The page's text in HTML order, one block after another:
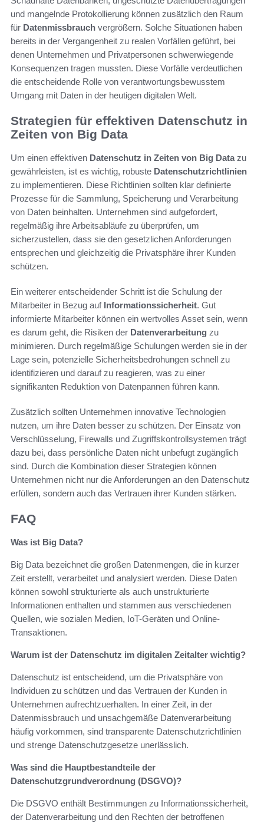
und mangelnde Protokollierung können zusätzlich den Raum
für Datenmissbrauch vergrößern. Solche Situationen haben
bereits in der Vergangenheit zu realen Vorfällen geführt, bei
denen Unternehmen und Privatpersonen schwerwiegende
Konsequenzen tragen mussten. Diese Vorfälle verdeutlichen
die entscheidende Rolle von verantwortungsbewusstem
Umgang mit Daten in der heutigen digitalen Welt.
Strategien für effektiven Datenschutz in
Zeiten von Big Data
Um einen effektiven Datenschutz in Zeiten von Big Datazu
gewährleisten, ist es wichtig, robuste Datenschutzrichtlinien
zu implementieren. Diese Richtlinien sollten klar definierte
Prozesse für die Sammlung, Speicherung und Verarbeitung
von Daten beinhalten. Unternehmen sind aufgefordert,
regelmäßig ihre Arbeitsabläufe zu überprüfen, um
sicherzustellen, dass sie den gesetzlichen Anforderungen
entsprechen und gleichzeitig die Privatsphäre ihrer Kunden
schützen.
Ein weiterer entscheidender Schritt ist die Schulung der
Mitarbeiter in Bezug auf Informationssicherheit. Gut
informierte Mitarbeiter können ein wertvolles Asset sein, wenn
es darum geht, die Risiken der Datenverarbeitung zu
minimieren. Durch regelmäßige Schulungen werden sie in der
Lage sein, potenzielle Sicherheitsbedrohungen schnell zu
identifizieren und darauf zu reagieren, was zu einer
signifikanten Reduktion von Datenpannen führen kann.
Zusätzlich sollten Unternehmen innovative Technologien
nutzen, um ihre Daten besser zu schützen. Der Einsatz von
Verschlüsselung, Firewalls und Zugriffskontrollsystemen trägt
dazu bei, dass persönliche Daten nicht unbefugt zugänglich
sind. Durch die Kombination dieser Strategien können
Unternehmen nicht nur die Anforderungen an den Datenschutz
erfüllen, sondern auch das Vertrauen ihrer Kunden stärken.
FAQ
Was ist Big Data?
Big Data bezeichnet die großen Datenmengen, die in kurzer
Zeit erstellt, verarbeitet und analysiert werden. Diese Daten
können sowohl strukturierte als auch unstrukturierte
Informationen enthalten und stammen aus verschiedenen
Quellen, wie sozialen Medien, IoT-Geräten und Online-
Transaktionen.
Warum ist der Datenschutz im digitalen Zeitalter wichtig?
Datenschutz ist entscheidend, um die Privatsphäre von
Individuen zu schützen und das Vertrauen der Kunden in
Unternehmen aufrechtzuerhalten. In einer Zeit, in der
Datenmissbrauch und unsachgemäße Datenverarbeitung
häufig vorkommen, sind transparente Datenschutzrichtlinien
und strenge Datenschutzgesetze unerlässlich.
Was sind die Hauptbestandteile der
Datenschutzgrundverordnung (DSGVO)?
Die DSGVO enthält Bestimmungen zu Informationssicherheit,
der Datenverarbeitung und den Rechten der betroffenen